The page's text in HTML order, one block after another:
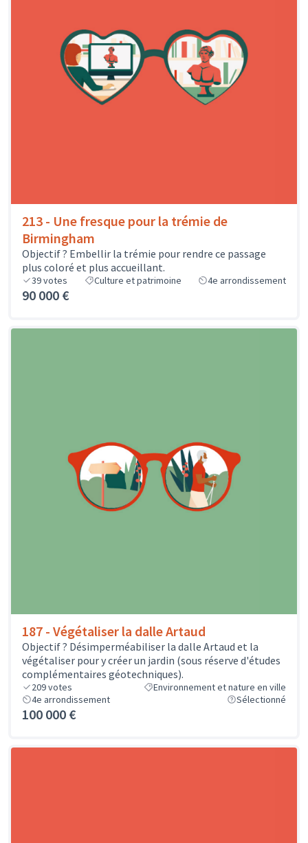
213 - Une fresque pour la trémie de
Birmingham
Objectif ? Embellir la trémie pour rendre ce passage
plus coloré et plus accueillant.
39votes Culture et patrimoine 4e arrondissement
90 000 €
187 - Végétaliser la dalle Artaud
Objectif ? Désimperméabiliser la dalle Artaud et la
végétaliser pour y créer un jardin (sous réserve d'études
complémentaires géotechniques).
209votes
Environnement et nature en ville
4e arrondissement
Sélectionné
100 000 €